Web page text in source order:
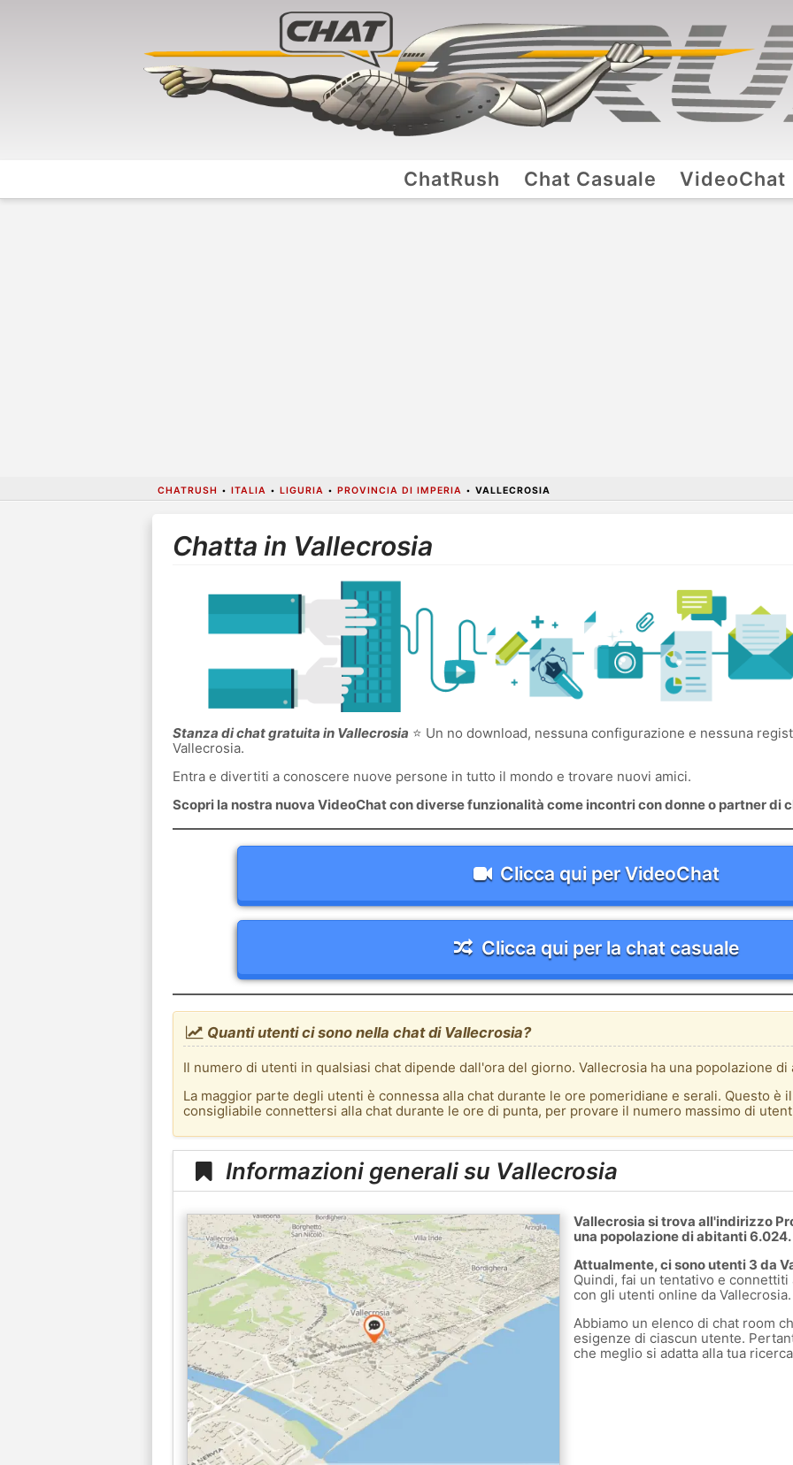
ChatRush Chat Casuale VideoChat
CHATRUSH • ITALIA • LIGURIA • PROVINCIA DI IMPERIA • VALLECROSIA
Chatta in Vallecrosia
Stanza di chat gratuita in Vallecrosia ⭐ Un no download, nessuna configurazione e nessuna
Vallecrosia.
Entra e divertiti a conoscere nuove persone in tutto il mondo e trovare nuovi amici.
Scopri la nostra nuova VideoChat con diverse funzionalità come incontri con donne o partner di
Clicca qui per VideoChat
Clicca qui per la chat casuale
Quanti utenti ci sono nella chat di Vallecrosia?
Il numero di utenti in qualsiasi chat dipende dall'ora del giorno. Vallecrosia ha una popolazione di
La maggior parte degli utenti è connessa alla chat durante le ore pomeridiane e serali. Questo è
consigliabile connettersi alla chat durante le ore di punta, per provare il numero massimo di
Informazioni generali su Vallecrosia
Vallecrosia si trova all'indirizzo
una popolazione di abitanti 6.024.
Attualmente, ci sono utenti 3 da
Quindi, fai un tentativo e
con gli utenti online da Vallecrosia.
Abbiamo un elenco di chat room
esigenze di ciascun utente.
che meglio si adatta alla tua